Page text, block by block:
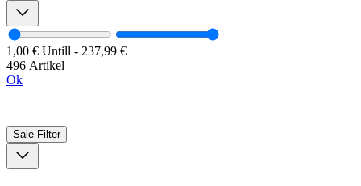
1,00 € Untill - 237,99 €
496 Artikel
Ok
Sale Filter